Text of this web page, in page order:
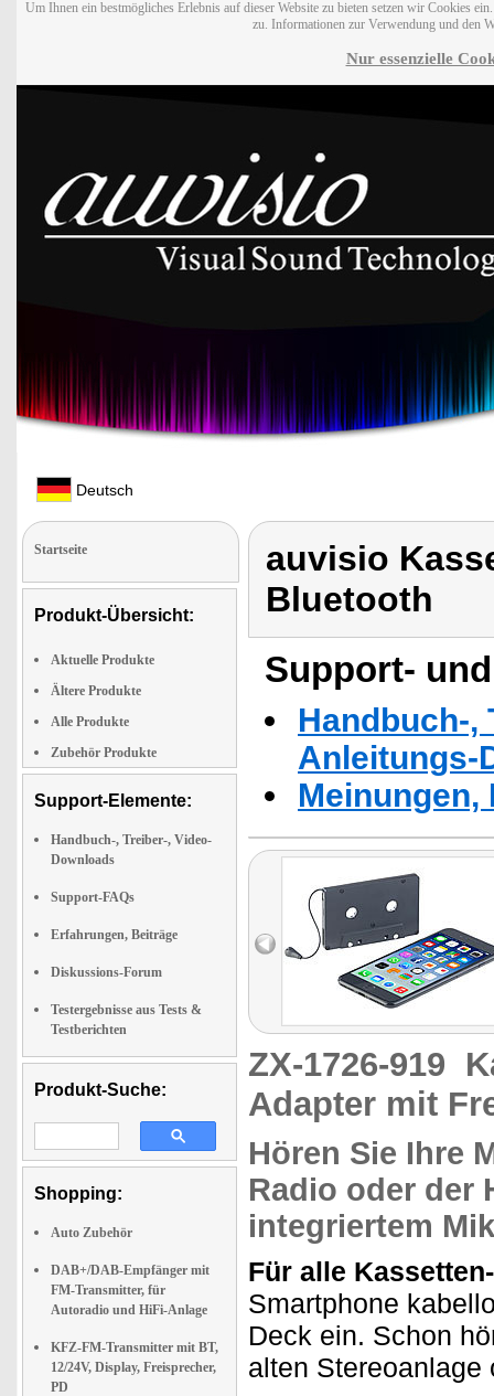
Um Ihnen ein bestmögliches Erlebnis auf dieser Website zu bieten setzen wir Cookies
zu. Informationen zur Verwendung und den
Nur essenzielle
Deutsch
Startseite
Produkt-Übersicht:
Aktuelle Produkte
Ältere Produkte
Alle Produkte
Zubehör Produkte
Support-Elemente:
Handbuch-, Treiber-, Video-
Downloads
Support-FAQs
Erfahrungen, Beiträge
Diskussions-Forum
Testergebnisse aus Tests &
Testberichten
Produkt-Suche:
Shopping:
Auto Zubehör
DAB+/DAB-Empfänger mit
FM-Transmitter, für
Autoradio und HiFi-Anlage
KFZ-FM-Transmitter mit BT,
12/24V, Display, Freisprecher,
PD
auvisio
Bluetooth
Support-
Handbuch-,
Anleitungs-
ZX-1726-919
Adapter mit
Hören Sie Ihre
Radio oder der
integriertem
Für alle
Smartphone
Deck ein. Schon
alten Stereoanlage